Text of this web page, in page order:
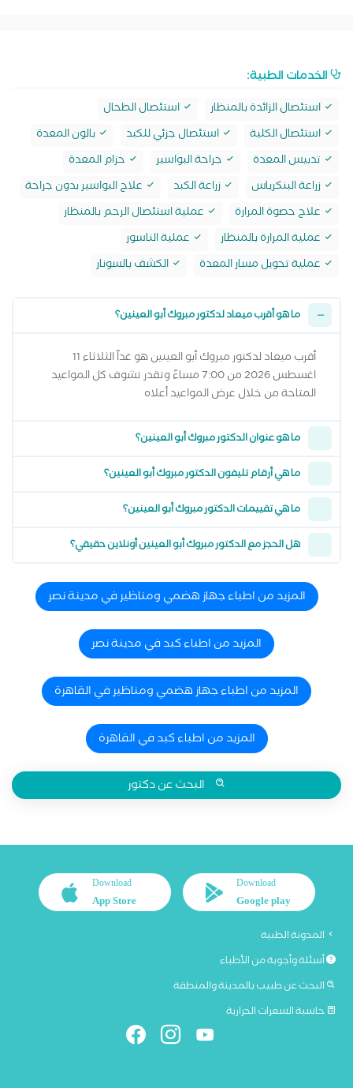
الخدمات الطبية:
استئصال الزائدة بالمنظار
استئصال الطحال
استئصال الكلية
استئصال جزئي للكبد
بالون المعدة
تدبيس المعدة
جراحة البواسير
حزام المعدة
زراعة البنكرياس
زراعة الكبد
علاج البواسير بدون جراحة
علاج حصوة المرارة
عملية استئصال الرحم بالمنظار
عملية المرارة بالمنظار
عملية الناسور
عملية تحويل مسار المعدة
الكشف بالسونار
ما هو أقرب ميعاد لدكتور مبروك أبو العينين؟
أقرب ميعاد لدكتور مبروك أبو العينين هو غداً الثلاثاء 11
اغسطس 2026 من 7:00 مساءً وتقدر تشوف كل المواعيد
المتاحة من خلال عرض المواعيد أعلاه
ما هو عنوان الدكتور مبروك أبو العينين؟
ما هي أرقام تليفون الدكتور مبروك أبو العينين؟
ما هي تقييمات الدكتور مبروك أبو العينين؟
هل الحجز مع الدكتور مبروك أبو العينين أونلاين حقيقي؟
المزيد من اطباء جهاز هضمي ومناظير في مدينة نصر
المزيد من اطباء كبد في مدينة نصر
المزيد من اطباء جهاز هضمي ومناظير في القاهرة
المزيد من اطباء كبد في القاهرة
البحث عن دكتور
Download
Google play
Download
App Store
المدونة الطبية
أسئلة وأجوبة من الأطباء
البحث عن طبيب بالمدينة والمنطقة
حاسبة السعرات الحرارية